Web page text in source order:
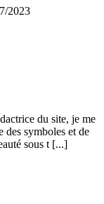
2023
du site, je me
des symboles et de
sous t [...]